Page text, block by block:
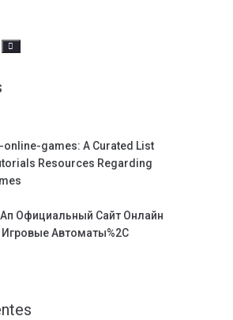
games: A Curated List
Resources Regarding
Ап Официальный Сайт Онлайн
Игровые Автоматы%2C